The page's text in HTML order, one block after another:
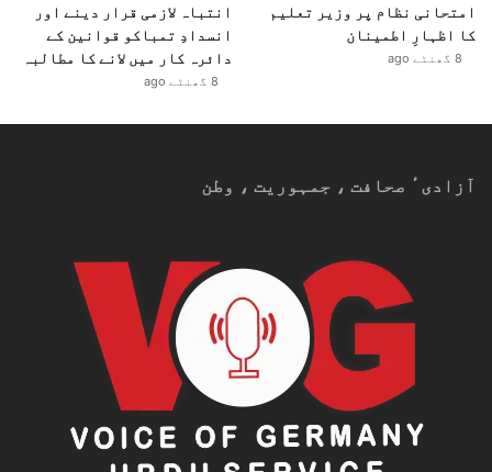
امتحانی نظام پر وزیر تعلیم
کا اظہارِ اطمینان
8 گھنٹے ago
انتباہ لازمی قرار دینے اور
انسدادِ تمباکو قوانین کے
دائرہ کار میں لانے کا مطالبہ
8 گھنٹے ago
آزادیٴ صحافت ، جمہوریت ، وطن